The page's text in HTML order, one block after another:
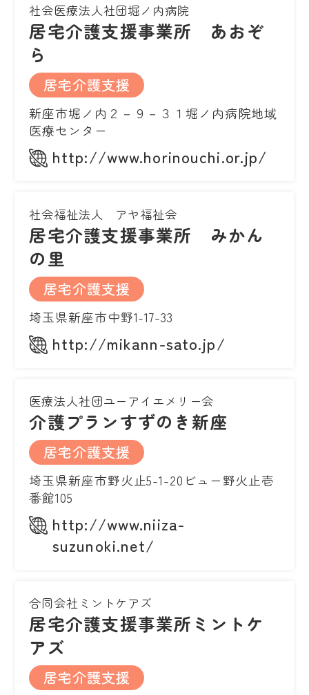
社会医療法人社団堀ノ内病院
居宅介護支援事業所 あおぞ
ら
居宅介護支援
新座市堀ノ内２－９－３１堀ノ内病院地域
医療センター
http://www.horinouchi.or.jp/
社会福祉法人 アヤ福祉会
居宅介護支援事業所 みかん
の里
居宅介護支援
埼玉県新座市中野1-17-33
http://mikann-sato.jp/
医療法人社団ユーアイエメリー会
介護プランすずのき新座
居宅介護支援
埼玉県新座市野火止5-1-20ビュー野火止壱
番館105
http://www.niiza-
suzunoki.net/
合同会社ミントケアズ
居宅介護支援事業所ミントケ
アズ
居宅介護支援